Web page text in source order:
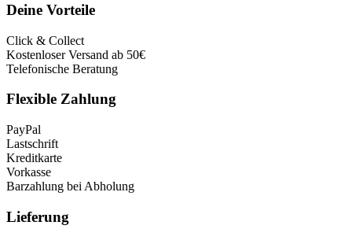
Deine Vorteile
Click & Collect
Kostenloser Versand ab 50€
Telefonische Beratung
Flexible Zahlung
PayPal
Lastschrift
Kreditkarte
Vorkasse
Barzahlung bei Abholung
Lieferung